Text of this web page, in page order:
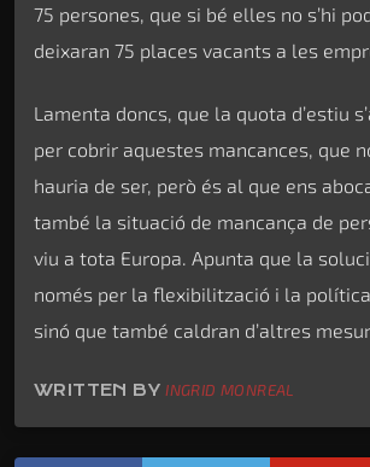
75 persones, que si bé elles no s’hi
deixaran 75 places vacants a les
Lamenta doncs, que la quota d’estiu
per cobrir aquestes mancances, que
hauria de ser, però és al que ens
també la situació de mancança de
viu a tota Europa. Apunta que la
només per la flexibilització i la
sinó que també caldran d’altres
WRITTEN BYINGRID MONREAL